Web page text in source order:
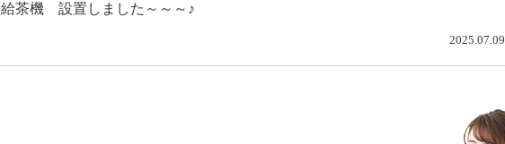
給茶機 設置しました～～～♪
2025.07.09